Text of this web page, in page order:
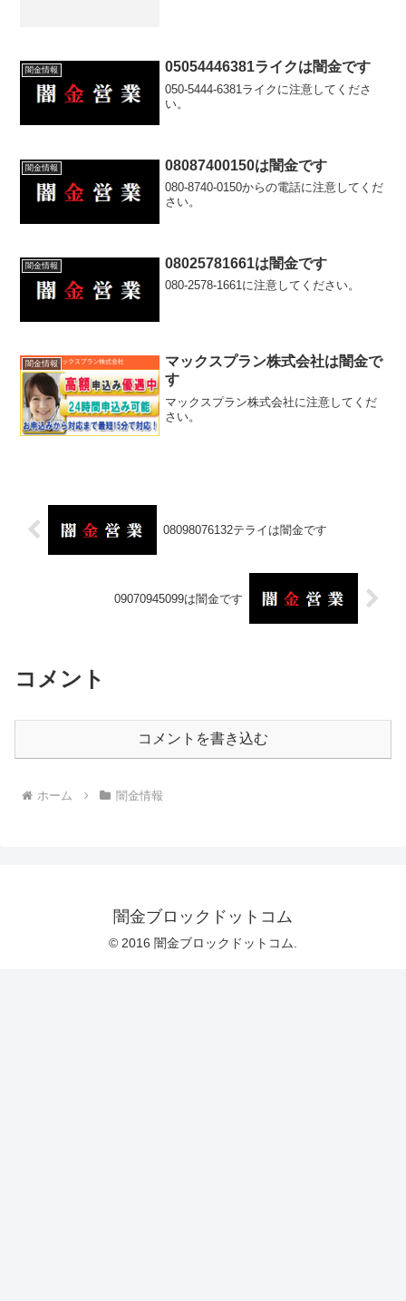
闇金情報 05054446381ライクは闇金です
050-5444-6381ライクに注意してくださ
い。
闇金情報 08087400150は闇金です
080-8740-0150からの電話に注意してくだ
さい。
闇金情報 08025781661は闇金です
080-2578-1661に注意してください。
闇金情報
マックスプラン株式会社は闇金で
す
マックスプラン株式会社に注意してくだ
さい。
08098076132テライは闇金です
09070945099は闇金です
コメント
コメントを書き込む
ホーム 闇金情報
闇金ブロックドットコム
© 2016 闇金ブロックドットコム.